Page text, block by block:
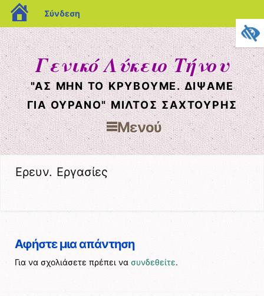
blogs.sch.gr
Σύνδεση
Γενικό Λύκειο Τήνου
"ΑΣ ΜΗΝ ΤΟ ΚΡΥΒΟΥΜΕ. ΔΙΨΑΜΕ
ΓΙΑ ΟΥΡΑΝΟ" ΜΙΛΤΟΣ ΣΑΧΤΟΥΡΗΣ
Μενού
Μετάβαση στο περιεχόμενο
Ερευν. Εργασίες
Αφήστε μια απάντηση
Για να σχολιάσετε πρέπει νασυνδεθείτε.